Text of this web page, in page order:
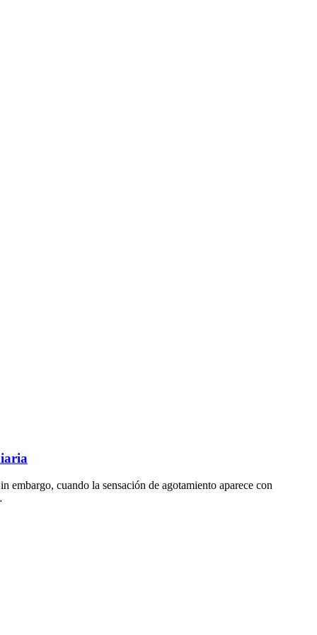
embargo, cuando la sensación de agotamiento aparece con